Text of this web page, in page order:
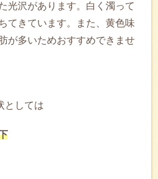
光沢があります。白く濁って
てきています。また、黄色味
が多いためおすすめできませ
としては